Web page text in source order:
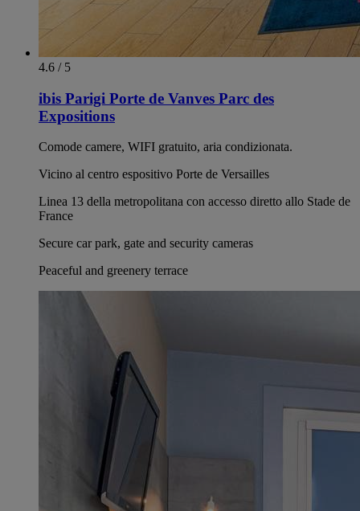
4.6 / 5
ibis Parigi Porte de Vanves Parc des
Expositions
Comode camere, WIFI gratuito, aria condizionata.
Vicino al centro espositivo Porte de Versailles
Linea 13 della metropolitana con accesso diretto allo Stade de
France
Secure car park, gate and security cameras
Peaceful and greenery terrace